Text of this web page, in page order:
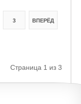
3 ВПЕРЁД
Страница 1 из 3